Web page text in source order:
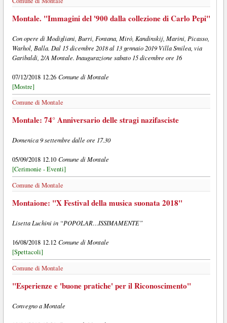
Montale. "Immagini del '900 dalla collezione di Carlo Pepi"
Con opere di Modigliani, Burri, Fontana, Mirò, Kandinskij, Marini, Picasso,
Warhol, Balla. Dal 15 dicembre 2018 al 13 gennaio 2019 Villa Smilea, via
Garibaldi, 2/A Montale. Inaugurazione sabato 15 dicembre ore 16
07/12/2018 12.26 Comune di Montale
[Mostre]
Comune di Montale
Montale: 74° Anniversario delle stragi nazifasciste
Domenica 9 settembre dalle ore 17.30
05/09/2018 12.10 Comune di Montale
[Cerimonie - Eventi]
Comune di Montale
Montaione: "X Festival della musica suonata 2018"
Lisetta Luchini in “POPOLAR…ISSIMAMENTE”
16/08/2018 12.12 Comune di Montale
[Spettacoli]
Comune di Montale
"Esperienze e 'buone pratiche' per il Riconoscimento"
Convegno a Montale